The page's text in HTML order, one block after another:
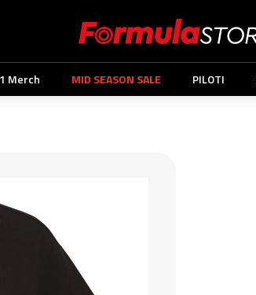
Merch MID SEASON SALE PILOTI